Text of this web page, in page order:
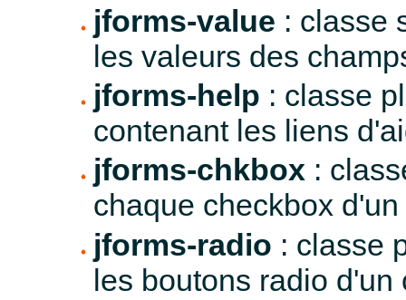
jforms-value : classe
les valeurs des
jforms-help : classe
contenant les liens
jforms-chkbox :
chaque checkbox
jforms-radio : classe
les boutons radio